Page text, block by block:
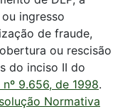
ingresso
de fraude,
ou rescisão
do inciso II do
nº 9.656, de 1998.
Normativa